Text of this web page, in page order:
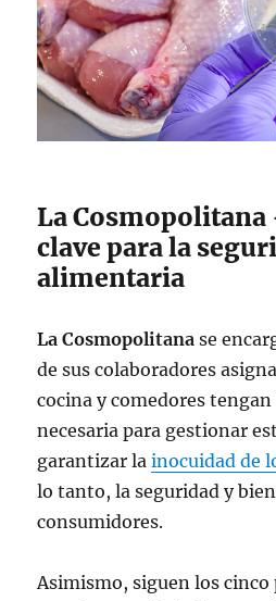
La
clave para la
alimentaria
La Cosmopolitana se
de sus colaboradores
cocina y comedores
necesaria para gestionar
garantizar lainocuidad de
lo tanto, la seguridad y
consumidores.
Asimismo, siguen los cinco